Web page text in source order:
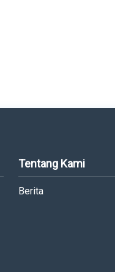
Tentang Kami
Berita